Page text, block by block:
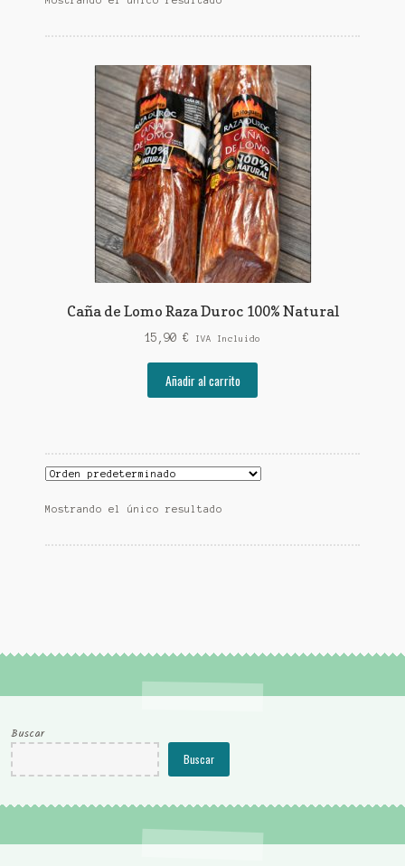
Caña de Lomo Raza Duroc 100% Natural
15,90 € IVA Incluido
Añadir al carrito
Mostrando el único resultado
Buscar
Buscar